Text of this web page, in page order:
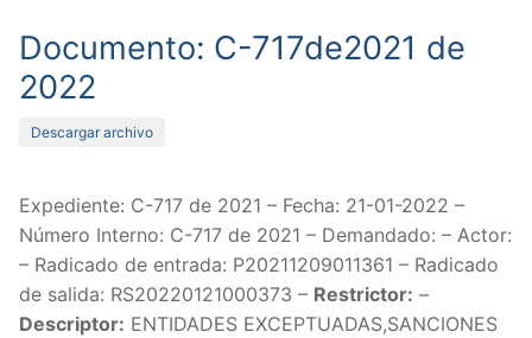
Documento: C-717de2021 de
2022
Descargar archivo
Expediente: C-717 de 2021 – Fecha: 21-01-2022 –
Número Interno: C-717 de 2021 – Demandado: – Actor:
– Radicado de entrada: P20211209011361 – Radicado
de salida: RS20220121000373 – Restrictor: –
Descriptor: ENTIDADES EXCEPTUADAS,SANCIONES